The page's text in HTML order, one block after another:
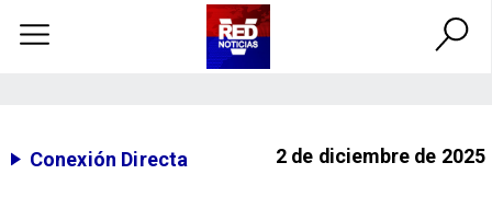
Conexión Directa 2 de diciembre de 2025